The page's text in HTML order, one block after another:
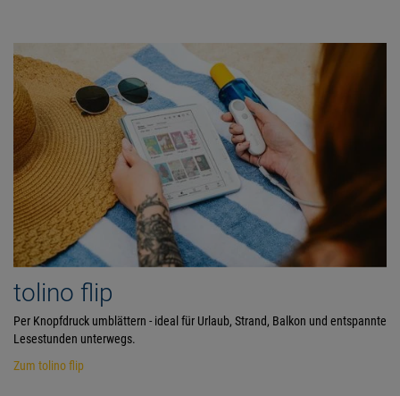
tolino flip
Per Knopfdruck umblättern - ideal für Urlaub, Strand, Balkon und entspannte
Lesestunden unterwegs.
Zum tolino flip